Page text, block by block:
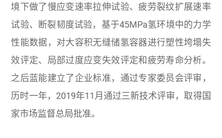
境下做了慢应变速率拉伸试验、疲劳裂纹扩展速率
试验、断裂韧度试验，基于45MPa氢环境中的力学
性能数据，对大容积无缝储氢容器进行塑性垮塌失
效评定、局部过度应变失效评定和疲劳寿命分析。
之后蓝能建立了企业标准，通过专家委员会评审，
历时一年，2019年11月通过三新技术评审，取得国
家市场监督总局批准。